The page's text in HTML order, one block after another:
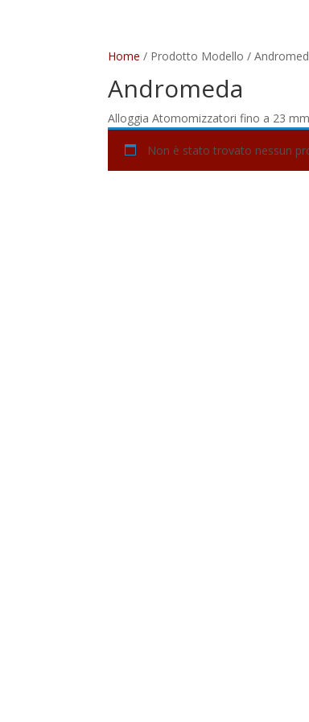
Home / Prodotto Modello /
Andromeda
Alloggia Atomomizzatori fino a 23
Non è stato trovato nessun